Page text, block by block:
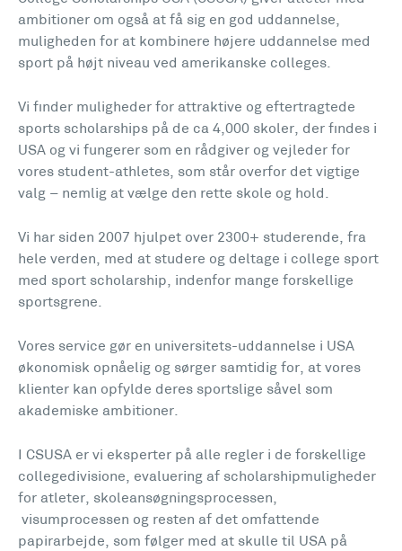
ambitioner om også at få sig en god uddannelse,
muligheden for at kombinere højere uddannelse med
sport på højt niveau ved amerikanske colleges.
Vi finder muligheder for attraktive og eftertragtede
sports scholarships på de ca 4,000 skoler, der findes i
USA og vi fungerer som en rådgiver og vejleder for
vores student-athletes, som står overfor det vigtige
valg – nemlig at vælge den rette skole og hold.
Vi har siden 2007 hjulpet over 2300+ studerende, fra
hele verden, med at studere og deltage i college sport
med sport scholarship, indenfor mange forskellige
sportsgrene.
Vores service gør en universitets-uddannelse i USA
økonomisk opnåelig og sørger samtidig for, at vores
klienter kan opfylde deres sportslige såvel som
akademiske ambitioner.
I CSUSA er vi eksperter på alle regler i de forskellige
collegedivisione, evaluering af scholarshipmuligheder
for atleter, skoleansøgningsprocessen,
visumprocessen og resten af det omfattende
papirarbejde, som følger med at skulle til USA på